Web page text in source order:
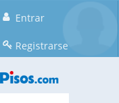
Entrar
Registrarse